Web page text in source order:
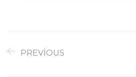
PREVIOUS